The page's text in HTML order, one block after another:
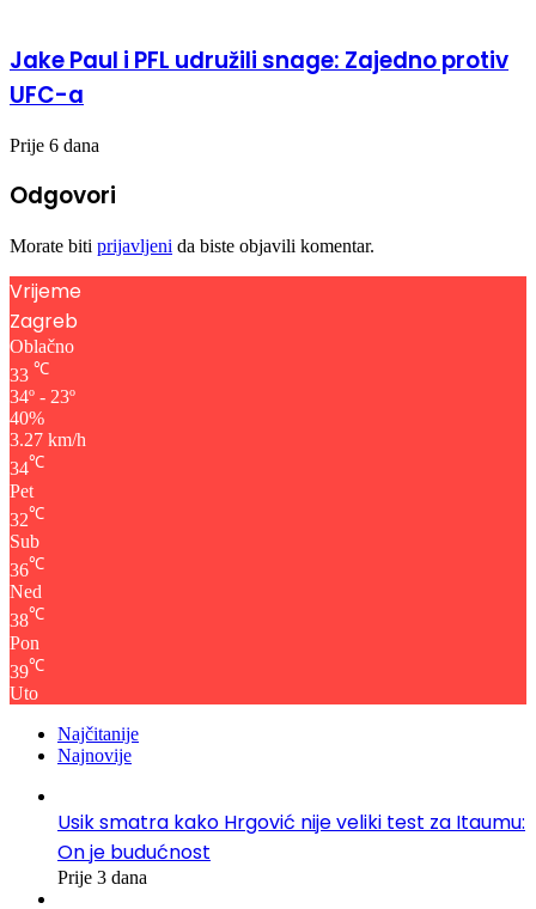
Jake Paul i PFL udružili snage: Zajedno protiv
UFC-a
Prije 6 dana
Odgovori
Morate biti prijavljeni da biste objavili komentar.
Vrijeme
Zagreb
Oblačno
33 ℃
34º - 23º
40%
3.27 km/h
34℃
Pet
32℃
Sub
36℃
Ned
38℃
Pon
39℃
Uto
Najčitanije
Najnovije
Usik smatra kako Hrgović nije veliki test za Itaumu:
On je budućnost
Prije 3 dana